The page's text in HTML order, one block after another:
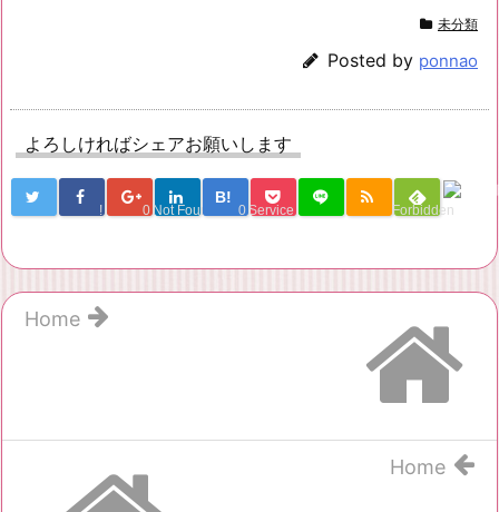
未分類
Posted by ponnao
よろしければシェアお願いします
! 0 Not Found
B!
0 Service Una Forbidden
Home
Home